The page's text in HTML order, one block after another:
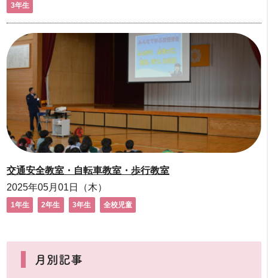
3年生
交通安全教室・自転車教室・歩行教室
2025年05月01日（木）
1年生 2年生 3年生 全校児童
月別記事